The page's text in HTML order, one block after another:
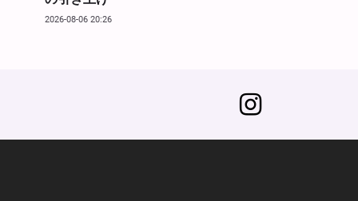
2026-08-06 20:26